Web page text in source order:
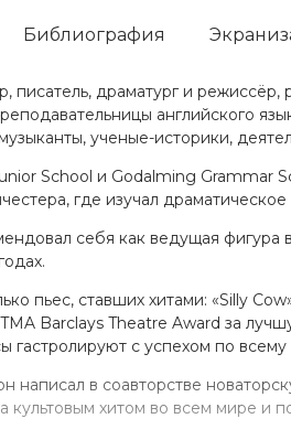
писатель, драматург и
английского
ученые-историки,
School и Godalming Grammar
где изучал драматическое
себя как ведущая фигура
пьес, ставших хитами: «Silly
Barclays Theatre Award за
гастролируют с успехом по всему
написал в соавторстве
культовым хитом во всем мире
Библиография